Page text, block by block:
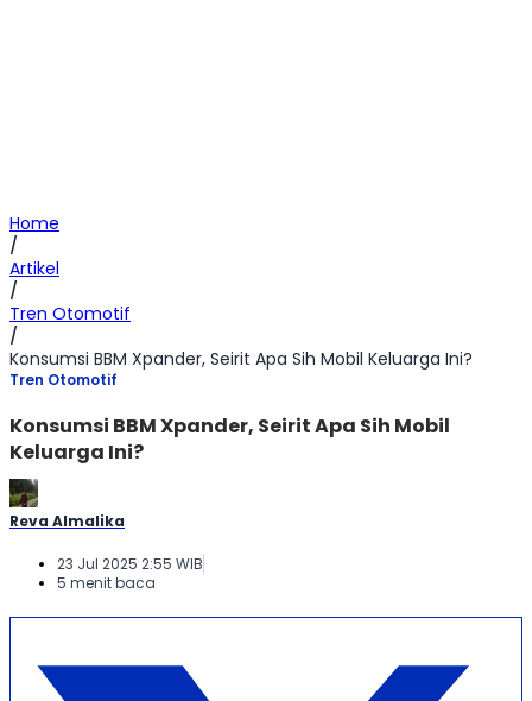
Home
/
Artikel
/
Tren Otomotif
/
Konsumsi BBM Xpander, Seirit Apa Sih Mobil Keluarga Ini?
Tren Otomotif
Konsumsi BBM Xpander, Seirit Apa Sih Mobil
Keluarga Ini?
Reva Almalika
23 Jul 2025 2:55 WIB
5 menit baca